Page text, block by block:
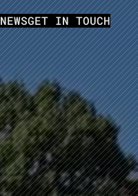
NEWSGET IN TOUCH